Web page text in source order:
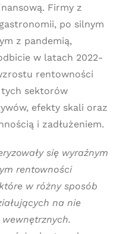
Firmy z
po silnym
z pandemią,
w latach 2022-
rentowności
tych sektorów
efekty skali oraz
i zadłużeniem.
się wyraźnym
rentowności
w różny sposób
na nie